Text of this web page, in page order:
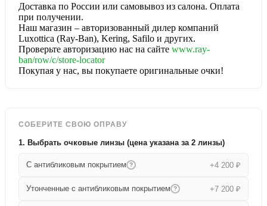
Доставка по России или самовывоз из салона. Оплата
при получении.
Наш магазин – авторизованный дилер компаний
Luxottica (Ray-Ban), Kering, Safilo и других.
Проверьте авторизацию нас на сайте www.ray-
ban/row/c/store-locator
Покупая у нас, вы покупаете оригинальные очки!
СОБЕРИТЕ СВОЮ ОПРАВУ
1. Выбрать очковые линзы (цена указана за 2 линзы)
С антибликовым покрытием ? +4 200 ₽
Утонченные с антибликовым покрытием ? +7 200 ₽